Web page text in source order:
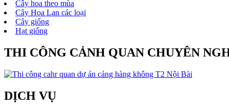
Cây hoa theo mùa
Cây Hoa Lan các loại
Cây giống
Hạt giống
THI CÔNG CẢNH QUAN CHUYÊN
DỊCH VỤ